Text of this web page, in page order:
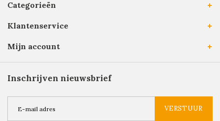
Categorieën
Klantenservice
Mijn account
Inschrijven nieuwsbrief
VERSTUUR